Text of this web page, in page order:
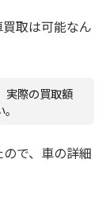
取は可能なん
実際の買取額
で、車の詳細